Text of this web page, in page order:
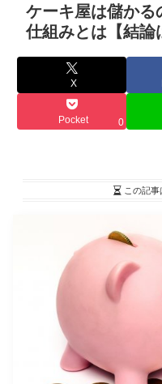
ケーキ屋は儲かる
仕組みとは【結論
X
Pocket 0
この記事